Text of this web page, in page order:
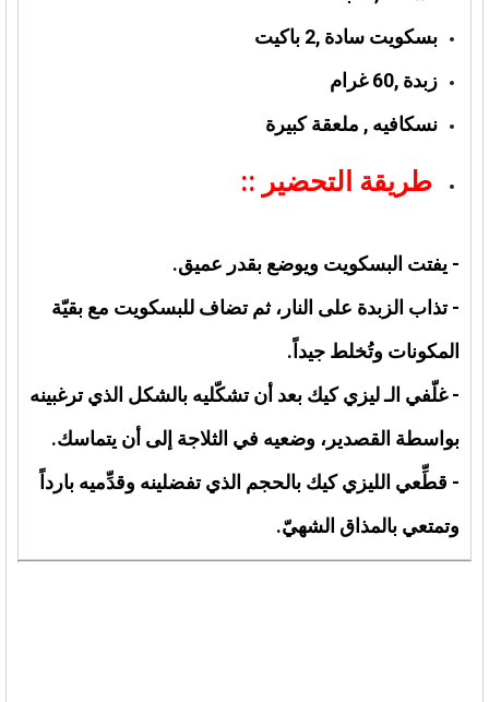
بسكويت سادة ,2 باكيت
زبدة ,60 غرام
نسكافيه , ملعقة كبيرة
طريقة التحضير ::
- يفتت البسكويت ويوضع بقدر عميق.
- تذاب الزبدة على النار، ثم تضاف للبسكويت مع بقيّة
المكونات وتُخلط جيداً.
- غلّفي الـ ليزي كيك بعد أن تشكّليه بالشكل الذي ترغبينه
بواسطة القصدير، وضعيه في الثلاجة إلى أن يتماسك.
- قطِّعي الليزي كيك بالحجم الذي تفضلينه وقدِّميه بارداً
وتمتعي بالمذاق الشهيّ.